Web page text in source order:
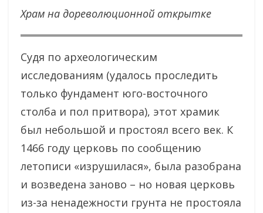
Храм на дореволюционной открытке
Судя по археологическим
исследованиям (удалось проследить
только фундамент юго-восточного
столба и пол притвора), этот храмик
был небольшой и простоял всего век. К
1466 году церковь по сообщению
летописи «изрушилася», была разобрана
и возведена заново – но новая церковь
из-за ненадежности грунта не простояла